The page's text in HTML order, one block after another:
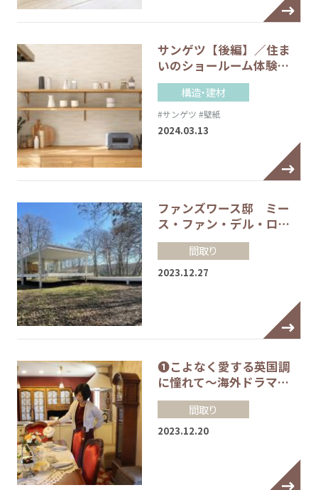
サンゲツ【後編】／住ま
いのショールーム体験…
構造・建材
#サンゲツ #壁紙
2024.03.13
ファンズワース邸 ミー
ス・ファン・デル・ロ…
間取り
2023.12.27
❶こよなく愛する英国調
に憧れて～海外ドラマ…
間取り
2023.12.20